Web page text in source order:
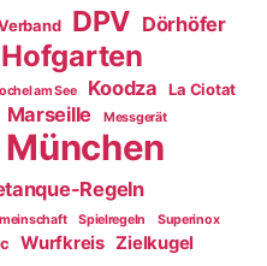
DPV Dörhöfer
Hofgarten
am See Koodza La Ciotat
Marseille Messgerät
München
Regeln
Spielregeln Superinox
Wurfkreis Zielkugel